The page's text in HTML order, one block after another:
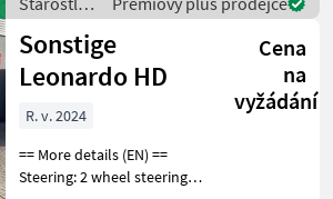
(sek.): 16/21 Plat
o stromy /
Sonstige
Sonstige
Leonardo HD
Cena
na
vyžádání
R. v. 2024
== More details (EN) ==
Steering: 2 wheel steering